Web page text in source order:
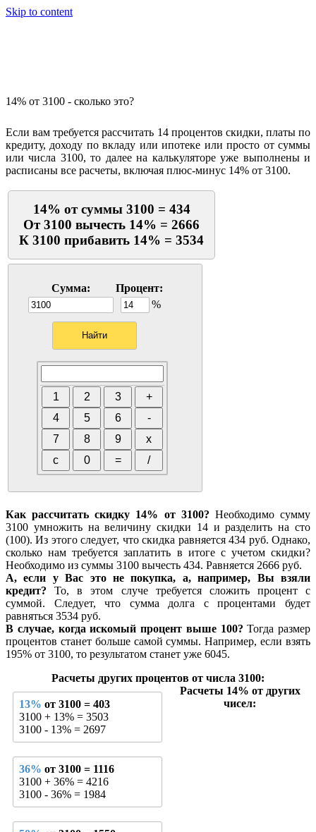
Skip to content
14% от 3100 - сколько это?
Если вам требуется рассчитать 14 процентов скидки, платы по
кредиту, доходу по вкладу или ипотеке или просто от суммы
или числа 3100, то далее на калькуляторе уже выполнены и
расписаны все расчеты, включая плюс-минус 14% от 3100.
14% от суммы 3100 = 434
От 3100 вычесть 14% = 2666
К 3100 прибавить 14% = 3534
Сумма:
Процент:
%
Как рассчитать скидку 14% от 3100? Необходимо сумму
3100 умножить на величину скидки 14 и разделить на сто
(100). Из этого следует, что скидка равняется 434 руб. Однако,
сколько нам требуется заплатить в итоге с учетом скидки?
Необходимо из суммы 3100 вычесть 434. Равняется 2666 руб.
А, если у Вас это не покупка, а, например, Вы взяли
кредит? То, в этом случе требуется сложить процент с
суммой. Следует, что сумма долга с процентами будет
равняться 3534 руб.
В случае, когда искомый процент выше 100? Тогда размер
процентов станет больше самой суммы. Например, если взять
195% от 3100, то результатом станет уже 6045.
Расчеты других процентов от числа 3100:
13% от 3100 = 403
3100 + 13% = 3503
3100 - 13% = 2697
36% от 3100 = 1116
3100 + 36% = 4216
3100 - 36% = 1984
Расчеты 14% от других
чисел: